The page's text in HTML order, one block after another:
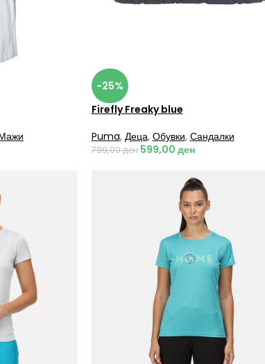
-25%
Firefly Freaky blue
Puma, Деца, Обувки, Сандалки
799,00ден 599,00 ден